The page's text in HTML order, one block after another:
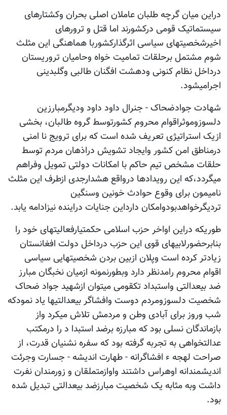
دراین میان گرچه طلبان عاملان اصلی بحران وکشتارهای
سیستماتیک قومی درکشورند اما قتل و ترورهای
اخیرشخصیتهای سیاسی اثرگذارکشوربا هماهنگی این مثلث
شوم مشتمل برحلقات تمامیت خواه وحامیان تروریستان
درداخل نظام کنونی ودهشت افگنان طالبی وگلبدینی
اجرامیشود.
شهادت جوادضحاک - جنرال داود داود ودیگرمبارزین
دلسوزوموثراقوام محروم کشورتوسط گروه طالبان، بخشی
ازیک استراتیژی تعریف شده است که برای ترویج نا امنی
درمناطق امن کشور وایجاد تشویش دراذهان مردم توسط
حلقات مشخص تیم حاکم با امکانات دولتی تمویل وفراهم
میگردد،که این رویدادها درواقع هشدارجدی ازطرف این مثلث
نامیمون برای وقوع حوادث خونین وسنگین
تردیگرخواهدبودوامکان دارداین جنایات دراینده نیزادامه یابد.
طوریکه دراین اواخر حزب اسلامی حکمتیارفعالیتهای خود را
بنابرحضورلابیهای قوی این حزب درداخل دولت افغانستان
زیادتر کرده است وپلان ازبین بردن شخصیتهایی سیاسی
اقوام محروم رامدنظر دارد وبطورنمونه ازمیان نخبگان مبارز
ضد بیعدالتی واستبداد تکقومی میتوان ازشهید جواد ضحاک
شخصیت دلسوزومردم دوست وافشاگر بیعدالتیها یاد نمودکه
شب وروز برای آبادی وطن و مردمش تلاش میکرد واز
بازماندگان نسلی بود که مبارزه برضد استبدا د را درمکتب
عدالتخواهی به تجربه گرفته بود که سفره نشنیان قدرت، از
صراحت لهجه ء افشاگرانه - طهارت اندیشه - جسارت وجرئت
اندیشمندانه اوهراس داشتند واوازمتملقان و زورمندان نفرت
داشت وبه مثابه یک شخصیت مبارزضد بیعدالتی تبدیل شده
بود.